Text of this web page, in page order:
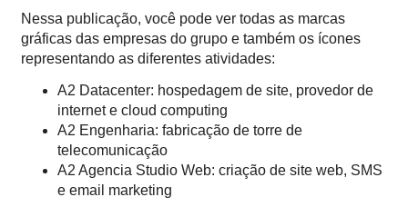
Nessa publicação, você pode ver todas as marcas
gráficas das empresas do grupo e também os ícones
representando as diferentes atividades:
A2 Datacenter: hospedagem de site, provedor de
internet e cloud computing
A2 Engenharia: fabricação de torre de
telecomunicação
A2 Agencia Studio Web: criação de site web, SMS
e email marketing